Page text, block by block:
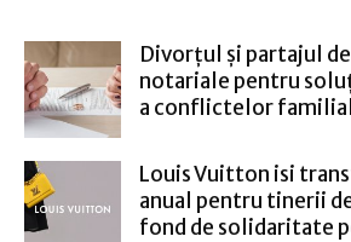
Divorțul și partajul
notariale pentru
a conflictelor
Louis Vuitton isi
anual pentru tinerii
fond de solidaritate